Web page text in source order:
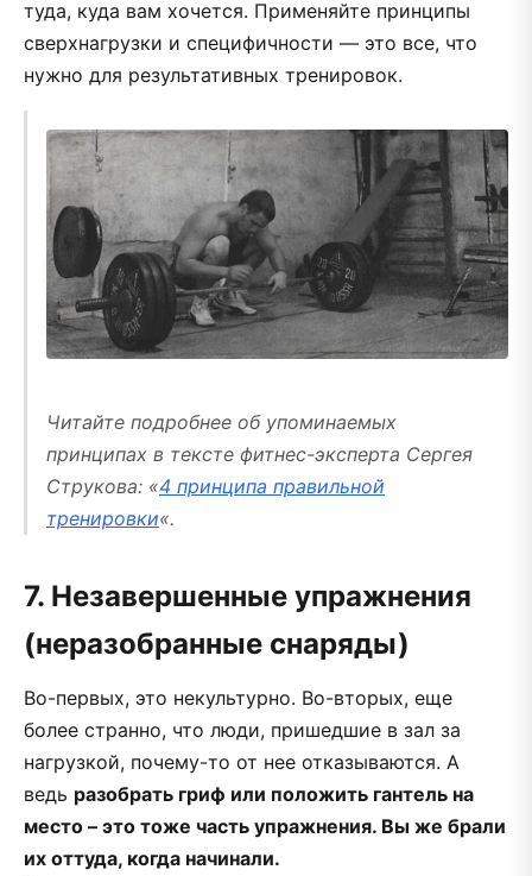
туда, куда вам хочется. Применяйте принципы
сверхнагрузки и специфичности — это все, что
нужно для результативных тренировок.
Читайте подробнее об упоминаемых
принципах в тексте фитнес-эксперта Сергея
Струкова: «4 принципа правильной
тренировки«.
7. Незавершенные упражнения
(неразобранные снаряды)
Во-первых, это некультурно. Во-вторых, еще
более странно, что люди, пришедшие в зал за
нагрузкой, почему-то от нее отказываются. А
ведь разобрать гриф или положить гантель на
место – это тоже часть упражнения. Вы же брали
их оттуда, когда начинали.